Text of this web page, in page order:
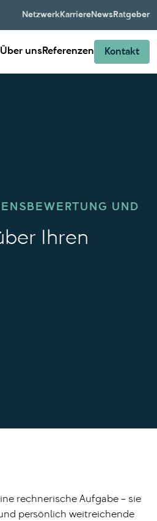
Über unsReferenzen Kontakt
NetzwerkKarriereNewsRatgeber
UND
Ihren
rechnerische Aufgabe – sie
persönlich weitreichende